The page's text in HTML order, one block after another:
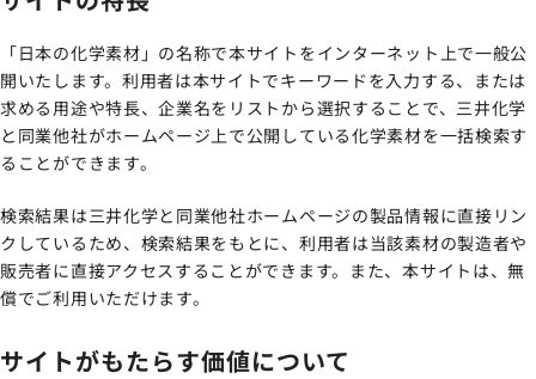
「日本の化学素材」の名称で本サイトをインターネット上で一般公
開いたします。利用者は本サイトでキーワードを入力する、または
求める用途や特長、企業名をリストから選択することで、三井化学
と同業他社がホームページ上で公開している化学素材を一括検索す
ることができます。
検索結果は三井化学と同業他社ホームページの製品情報に直接リン
クしているため、検索結果をもとに、利用者は当該素材の製造者や
販売者に直接アクセスすることができます。また、本サイトは、無
償でご利用いただけます。
サイトがもたらす価値について